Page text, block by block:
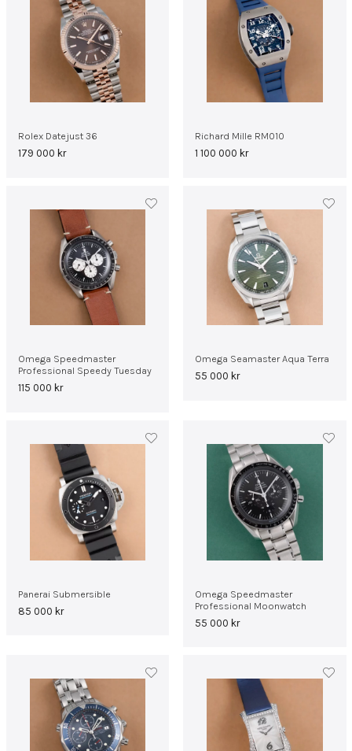
Rolex Datejust 36
179 000 kr
Richard Mille RM010
1 100 000 kr
Omega Speedmaster
Professional Speedy Tuesday
115 000 kr
Omega Seamaster Aqua Terra
55 000 kr
Panerai Submersible
85 000 kr
Omega Speedmaster
Professional Moonwatch
55 000 kr